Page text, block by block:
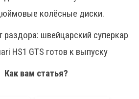
колёсные диски.
раздора: швейцарский суперкар
HS1 GTS готов к выпуску
Как вам статья?